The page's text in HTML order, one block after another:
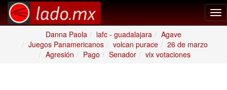
Danna Paola
lafc - guadalajara
Agave
Juegos Panamericanos
volcan purace
26 de marzo
Agresión
Pago Senador vix votaciones